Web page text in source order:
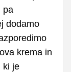
pa
dodamo
krema in
ki je